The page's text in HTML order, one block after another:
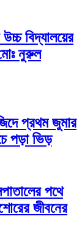
উচ্চ বিদ্যালয়ের
নুরুল
প্রথম জুমার
পড়া ভিড়
পথে
জীবনের